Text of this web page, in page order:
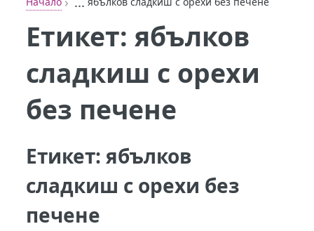
Етикет:ябълков
сладкиш с орехи
без печене
Етикет:ябълков
сладкиш с орехи без
печене